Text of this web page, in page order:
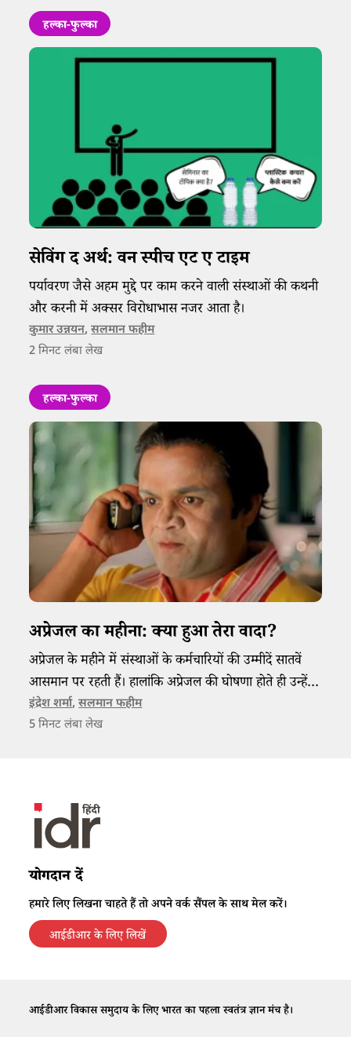
हल्का-फुल्का
सेविंग द अर्थ: वन ​​स्पीच​​ एट ए टाइम
पर्यावरण जैसे अहम मुद्दे पर काम करने वाली संस्थाओं की कथनी
और करनी में अक्सर विरोधाभास नजर आता है।
कुमार उन्नयन,सलमान फहीम
2 मिनट लंबा लेख
हल्का-फुल्का
अप्रेजल का महीना: क्या हुआ तेरा वादा?
अप्रेजल के महीने में संस्थाओं के कर्मचारियों की उम्मीदें सातवें
आसमान पर रहती हैं। हालांकि अप्रेजल की घोषणा होते ही उन्हें
आसमान से जमीन पर उतरने में ज्यादा समय नहीं लगता।
इंद्रेश शर्मा,सलमान फहीम
5 मिनट लंबा लेख
योगदान दें
हमारे लिए लिखना चाहते हैं तो अपने वर्क सैंपल के साथ मेल करें।
आईडीआर के लिए लिखें
आईडीआर विकास समुदाय के लिए भारत का पहला स्वतंत्र ज्ञान मंच है।